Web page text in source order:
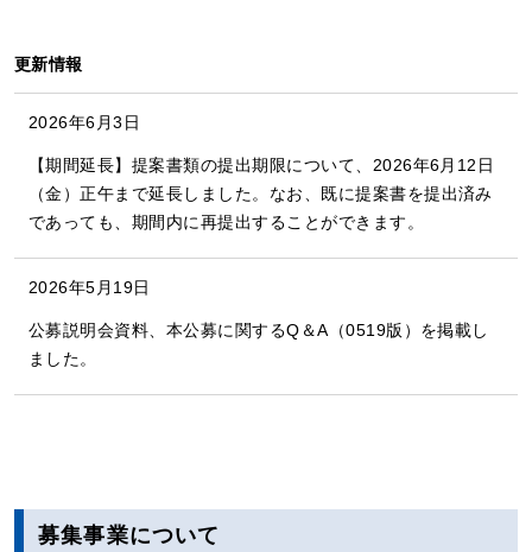
更新情報
2026年6月3日
【期間延長】提案書類の提出期限について、2026年6月12日
（金）正午まで延長しました。なお、既に提案書を提出済み
であっても、期間内に再提出することができます。
2026年5月19日
公募説明会資料、本公募に関するQ＆A（0519版）を掲載し
ました。
募集事業について